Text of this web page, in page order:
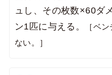
ュし、その枚数×60ダ
ン1匹に与える。
［ベ
ない。］